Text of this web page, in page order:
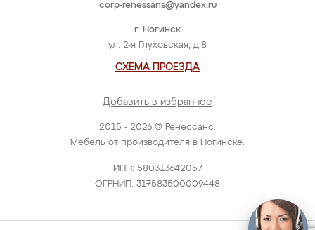
2015 - 2026 © Ренессанс.
Мебель от производителя в Ногинске.
ИНН: 580313642057
ОГРНИП: 317583500009448
г. Ногинск
ул. 2-я Глуховская, д.8
СХЕМА ПРОЕЗДА
Добавить в избранное
corp-renessans@yandex.ru